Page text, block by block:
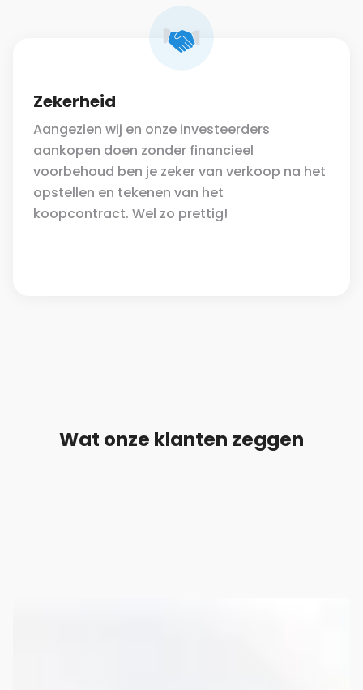
Zekerheid
Aangezien wij en onze investeerders
aankopen doen zonder financieel
voorbehoud ben je zeker van verkoop na het
opstellen en tekenen van het
koopcontract. Wel zo prettig!
Wat onze klanten zeggen